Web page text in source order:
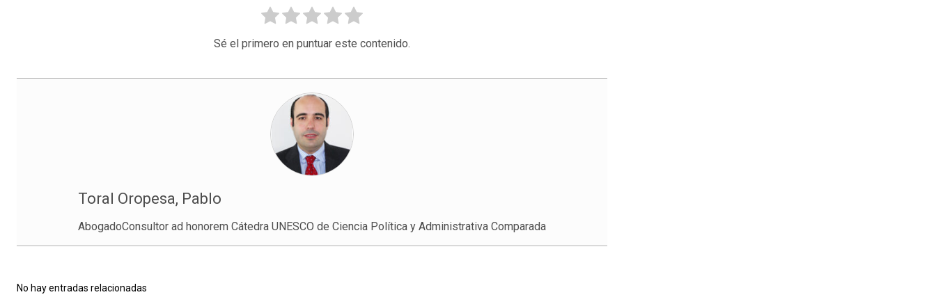
Sé el primero en puntuar este contenido.
Toral Oropesa, Pablo
AbogadoConsultor ad honorem Cátedra UNESCO de Ciencia Política y Administrativa Comparada
No hay entradas relacionadas